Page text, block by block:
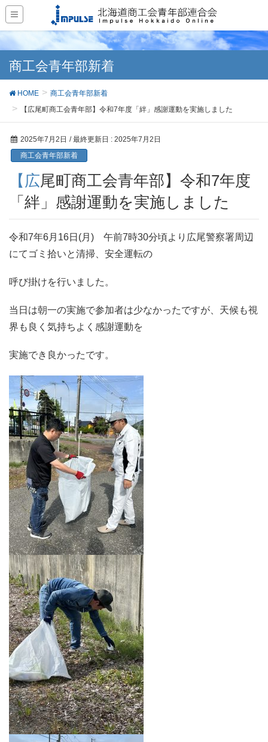
商工会青年部新着
HOME
商工会青年部新着
【広尾町商工会青年部】令和7年度「絆」感謝運動を実施しました
2025年7月2日 / 最終更新日 : 2025年7月2日
商工会青年部新着
【広尾町商工会青年部】令和7年度
「絆」感謝運動を実施しました
令和7年6月16日(月) 午前7時30分頃より広尾警察署周辺
にてゴミ拾いと清掃、安全運転の
呼び掛けを行いました。
当日は朝一の実施で参加者は少なかったですが、天候も視
界も良く気持ちよく感謝運動を
実施でき良かったです。